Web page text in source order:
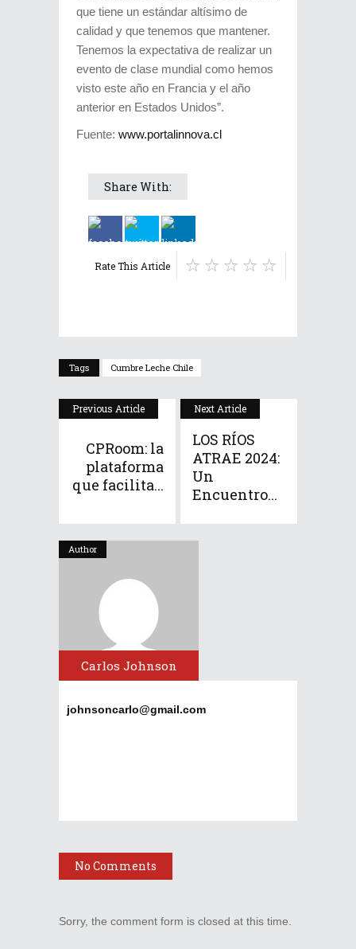
que tiene un estándar altísimo de
calidad y que tenemos que mantener.
Tenemos la expectativa de realizar un
evento de clase mundial como hemos
visto este año en Francia y el año
anterior en Estados Unidos”.
Fuente: www.portalinnova.cl
Share With:
Rate This Article
Tags Cumbre Leche Chile
Previous Article
CPRoom: la
plataforma
que facilita...
Next Article
LOS RÍOS
ATRAE 2024:
Un
Encuentro...
Author
Carlos Johnson
johnsoncarlo@gmail.com
No Comments
Sorry, the comment form is closed at this time.